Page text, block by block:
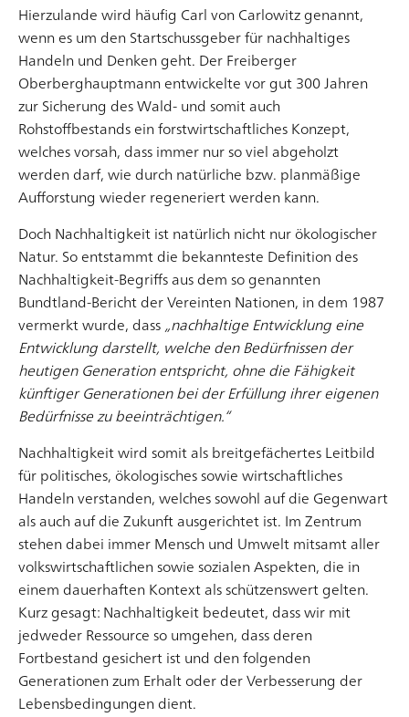
Microinteractions – Kleine Ereignisse mit großer
Wirkung
Ein Einfaches Nach-oben-Scrollen reicht, um den News
Feed zu aktualisieren und gerade eingetroffene
Neuigkeiten einzusehen. Eine kurze Fingerbewegung,
die den meisten Smartphone-Nutzern geläufig ist und
wahrhaft intuitiv von der Hand geht. Eine
unscheinbare Interaktion, die kaum noch
wahrgenommen wird, obwohl – oder gerade weil – sie
in nahezu allen mobilen Anwendungen ihren Platz
gefunden ha
Artikel lesen
Mobile First – (K)eine zeitgerechte Lösung?
Mittlerweile nutzen mehr als fünf Milliarden Menschen
und somit weit über zwei Drittel der Weltbevölkerung
ein Mobiltelefon, mit welchem schon lange nicht mehr
nur telefoniert, sondern navigiert, fotografiert und im
Web gesurft wird. In Deutschland hat der Anteil an
Smartphone-Besitzern in den Altersgruppen der 14- bis
59-jährigen die 90-Prozent-Marke bereits geknackt
und das Interesse an [&he
Artikel lesen
Hierzulande wird häufig Carl von Carlowitz genannt,
wenn es um den Startschussgeber für nachhaltiges
Handeln und Denken geht. Der Freiberger
Oberberghauptmann entwickelte vor gut 300 Jahren
zur Sicherung des Wald- und somit auch
Rohstoffbestands ein forstwirtschaftliches Konzept,
welches vorsah, dass immer nur so viel abgeholzt
werden darf, wie durch natürliche bzw. planmäßige
Aufforstung wieder regeneriert werden kann.
Doch Nachhaltigkeit ist natürlich nicht nur ökologischer
Natur. So entstammt die bekannteste Definition des
Nachhaltigkeit-Begriffs aus dem so genannten
Bundtland-Bericht der Vereinten Nationen, in dem 1987
vermerkt wurde, dass„nachhaltige Entwicklung eine
Entwicklung darstellt, welche den Bedürfnissen der
heutigen Generation entspricht, ohne die Fähigkeit
künftiger Generationen bei der Erfüllung ihrer eigenen
Bedürfnisse zu beeinträchtigen.“
Nachhaltigkeit wird somit als breitgefächertes Leitbild
für politisches, ökologisches sowie wirtschaftliches
Handeln verstanden, welches sowohl auf die Gegenwart
als auch auf die Zukunft ausgerichtet ist. Im Zentrum
stehen dabei immer Mensch und Umwelt mitsamt aller
volkswirtschaftlichen sowie sozialen Aspekten, die in
einem dauerhaften Kontext als schützenswert gelten.
Kurz gesagt: Nachhaltigkeit bedeutet, dass wir mit
jedweder Ressource so umgehen, dass deren
Fortbestand gesichert ist und den folgenden
Generationen zum Erhalt oder der Verbesserung der
Lebensbedingungen dient.